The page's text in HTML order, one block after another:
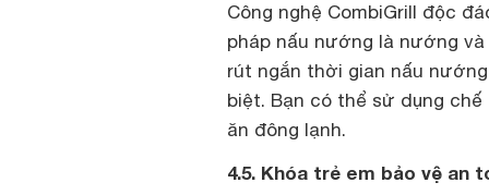
Công nghệ CombiGrill độc
pháp nấu nướng là nướng
rút ngắn thời gian nấu
biệt. Bạn có thể sử dụng
ăn đông lạnh.
4.5. Khóa trẻ em bảo vệ an